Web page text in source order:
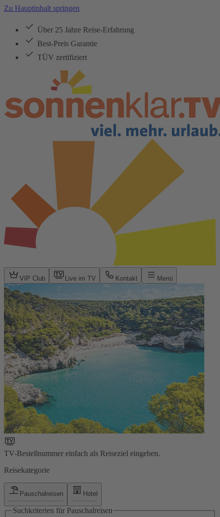
Zu Hauptinhalt springen
Über 25 Jahre Reise-Erfahrung
Best-Preis Garantie
TÜV zertifiziert
VIP Club Live im TV Kontakt Menü
TV-Bestellnummer einfach als Reiseziel eingeben.
Reisekategorie
Pauschalreisen Hotel
Suchkriterien für Pauschalreisen